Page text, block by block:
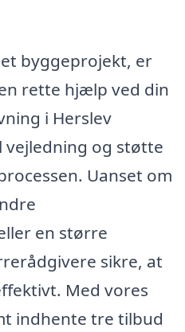
byggeprojekt, er
rette hjælp ved din
i Herslev
og støtte
Uanset om
en større
sikre, at
Med vores
indhente tre tilbud